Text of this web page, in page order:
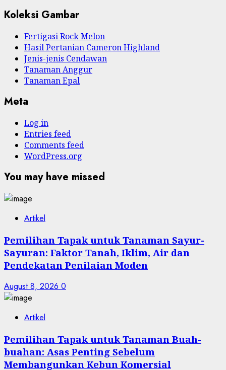
Koleksi Gambar
Fertigasi Rock Melon
Hasil Pertanian Cameron Highland
Jenis-jenis Cendawan
Tanaman Anggur
Tanaman Epal
Meta
Log in
Entries feed
Comments feed
WordPress.org
You may have missed
Artikel
Pemilihan Tapak untuk Tanaman Sayur-
Sayuran: Faktor Tanah, Iklim, Air dan
Pendekatan Penilaian Moden
August 8, 2026 0
Artikel
Pemilihan Tapak untuk Tanaman Buah-
buahan: Asas Penting Sebelum
Membangunkan Kebun Komersial